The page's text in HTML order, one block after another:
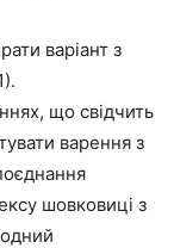
варіант з
що свідчить
варення з
шовковиці з